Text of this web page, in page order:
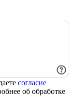
согласие
об обработке